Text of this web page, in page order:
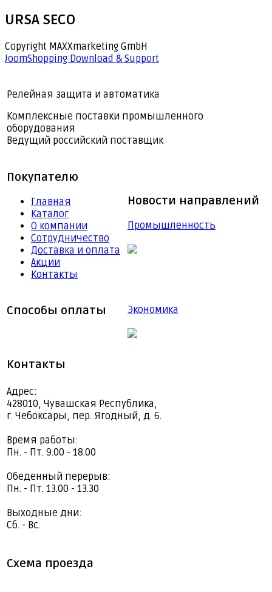
URSA SECO
Copyright MAXXmarketing GmbH
JoomShopping Download & Support
Релейная защита и автоматика
Комплексные поставки промышленного
оборудования
Ведущий российский поставщик
Покупателю
Главная
Каталог
О компании
Сотрудничество
Доставка и оплата
Акции
Контакты
Новости направлений
Промышленность
Способы оплаты Экономика
Контакты
Адрес:
428010, Чувашская Республика,
г. Чебоксары, пер. Ягодный, д. 6.
Время работы:
Пн. - Пт. 9.00 - 18.00
Обеденный перерыв:
Пн. - Пт. 13.00 - 13.30
Выходные дни:
Сб. - Вс.
Схема проезда